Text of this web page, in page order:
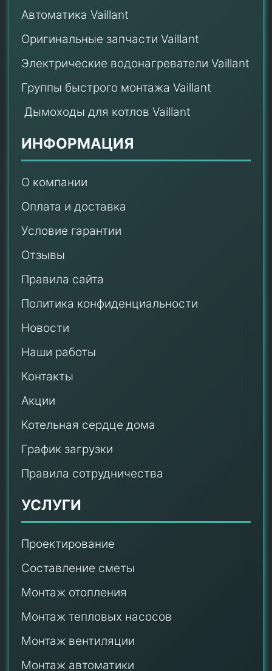
Автоматика Vaillant
Оригинальные запчасти Vaillant
Электрические водонагреватели Vaillant
Группы быстрого монтажа Vaillant
Дымоходы для котлов Vaillant
ИНФОРМАЦИЯ
О компании
Оплата и доставка
Условие гарантии
Отзывы
Правила сайта
Политика конфиденциальности
Новости
Наши работы
Контакты
Акции
Котельная сердце дома
График загрузки
Правила сотрудничества
УСЛУГИ
Проектирование
Составление сметы
Монтаж отопления
Монтаж тепловых насосов
Монтаж вентиляции
Монтаж автоматики